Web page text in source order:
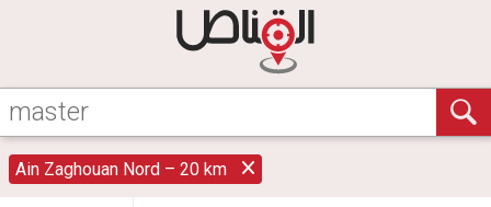
Ain Zaghouan Nord – 20 km